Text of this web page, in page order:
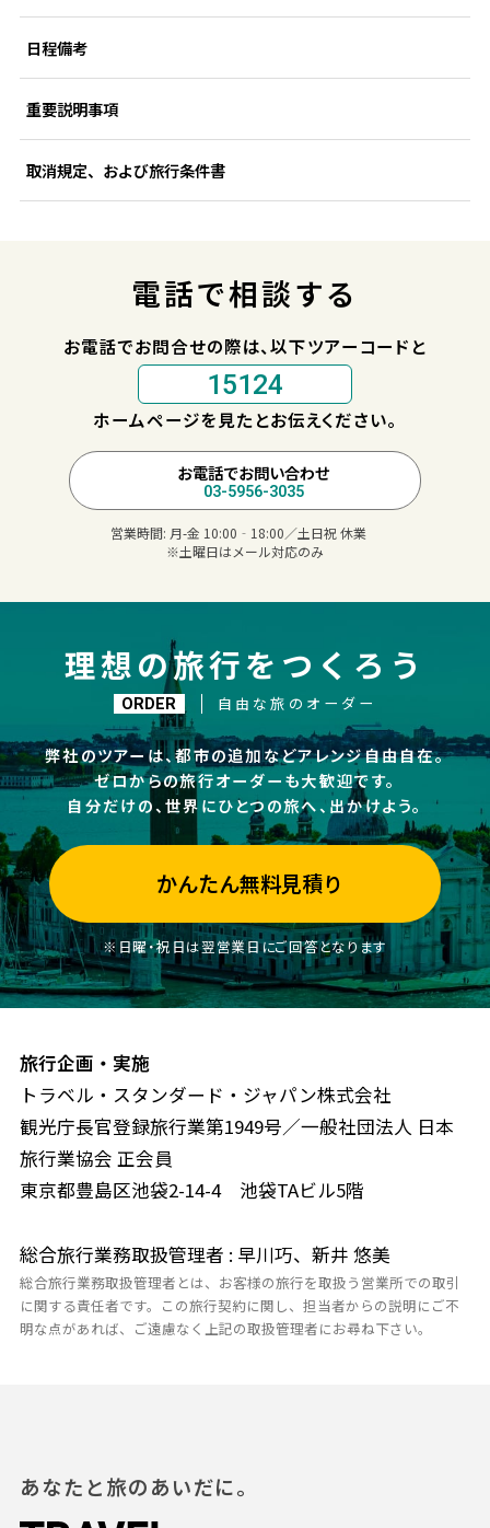
日程備考
重要説明事項
取消規定、および旅行条件書
電話で相談する
お電話でお問合せの際は、以下ツアーコードと
15124
ホームページを見たとお伝えください。
お電話でお問い合わせ
03-5956-3035
営業時間: 月-金 10:00‐18:00／土日祝 休業
※土曜日はメール対応のみ
理想の旅行をつくろう
ORDER 自由な旅のオーダー
弊社のツアーは、都市の追加などアレンジ自由自在。
ゼロからの旅行オーダーも大歓迎です。
自分だけの、世界にひとつの旅へ、出かけよう。
かんたん無料見積り
※日曜・祝日は翌営業日にご回答となります
旅行企画・実施
トラベル・スタンダード・ジャパン株式会社
観光庁長官登録旅行業第1949号／一般社団法人 日本
旅行業協会 正会員
東京都豊島区池袋2-14-4 池袋TAビル5階
総合旅行業務取扱管理者 : 早川巧、新井 悠美
総合旅行業務取扱管理者とは、お客様の旅行を取扱う営業所での取引
に関する責任者です。この旅行契約に関し、担当者からの説明にご不
明な点があれば、ご遠慮なく上記の取扱管理者にお尋ね下さい。
あなたと旅のあいだに。